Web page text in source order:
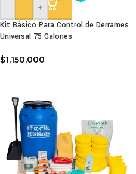
-
+
Kit Básico Para Control de Derrames
Universal 75 Galones
$1,150,000